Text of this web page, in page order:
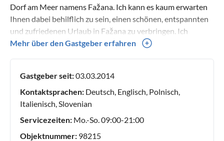
Dorf am Meer namens Fažana. Ich kann es kaum erwarten
Ihnen dabei behilflich zu sein, einen schönen, entspannten
und zufriedenen Urlaub in Fažana zu verbringen. Ich
wünsche Ihnen nur das Beste und freue mich darauf, Sie
Mehr über den Gastgeber erfahren
Gastgeber seit:03.03.2014
Kontaktsprachen: Deutsch, Englisch, Polnisch,
Italienisch, Slovenian
Servicezeiten: Mo.-So. 09:00-21:00
Objektnummer: 98215